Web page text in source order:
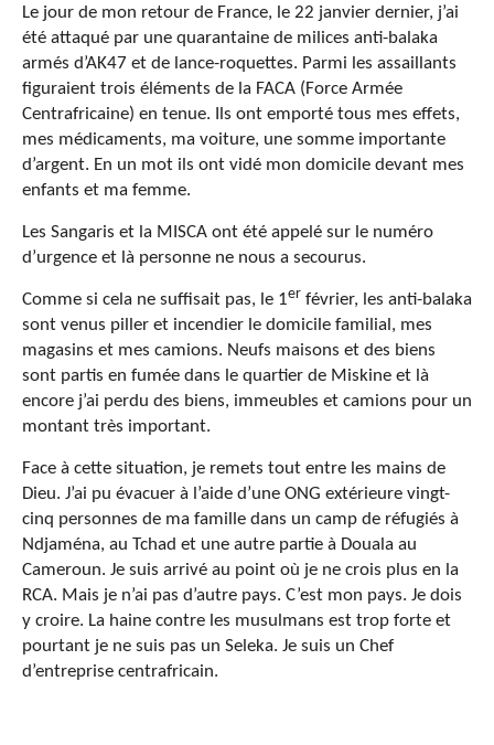
Le jour de mon retour de France, le 22 janvier dernier, j’ai
été attaqué par une quarantaine de milices anti-balaka
armés d’AK47 et de lance-roquettes. Parmi les assaillants
figuraient trois éléments de la FACA (Force Armée
Centrafricaine) en tenue. Ils ont emporté tous mes effets,
mes médicaments, ma voiture, une somme importante
d’argent. En un mot ils ont vidé mon domicile devant mes
enfants et ma femme.
Les Sangaris et la MISCA ont été appelé sur le numéro
d’urgence et là personne ne nous a secourus.
Comme si cela ne suffisait pas, le 1er février, les anti-balaka
sont venus piller et incendier le domicile familial, mes
magasins et mes camions. Neufs maisons et des biens
sont partis en fumée dans le quartier de Miskine et là
encore j’ai perdu des biens, immeubles et camions pour un
montant très important.
Face à cette situation, je remets tout entre les mains de
Dieu. J’ai pu évacuer à l’aide d’une ONG extérieure vingt-
cinq personnes de ma famille dans un camp de réfugiés à
Ndjaména, au Tchad et une autre partie à Douala au
Cameroun. Je suis arrivé au point où je ne crois plus en la
RCA. Mais je n’ai pas d’autre pays. C’est mon pays. Je dois
y croire. La haine contre les musulmans est trop forte et
pourtant je ne suis pas un Seleka. Je suis un Chef
d’entreprise centrafricain.